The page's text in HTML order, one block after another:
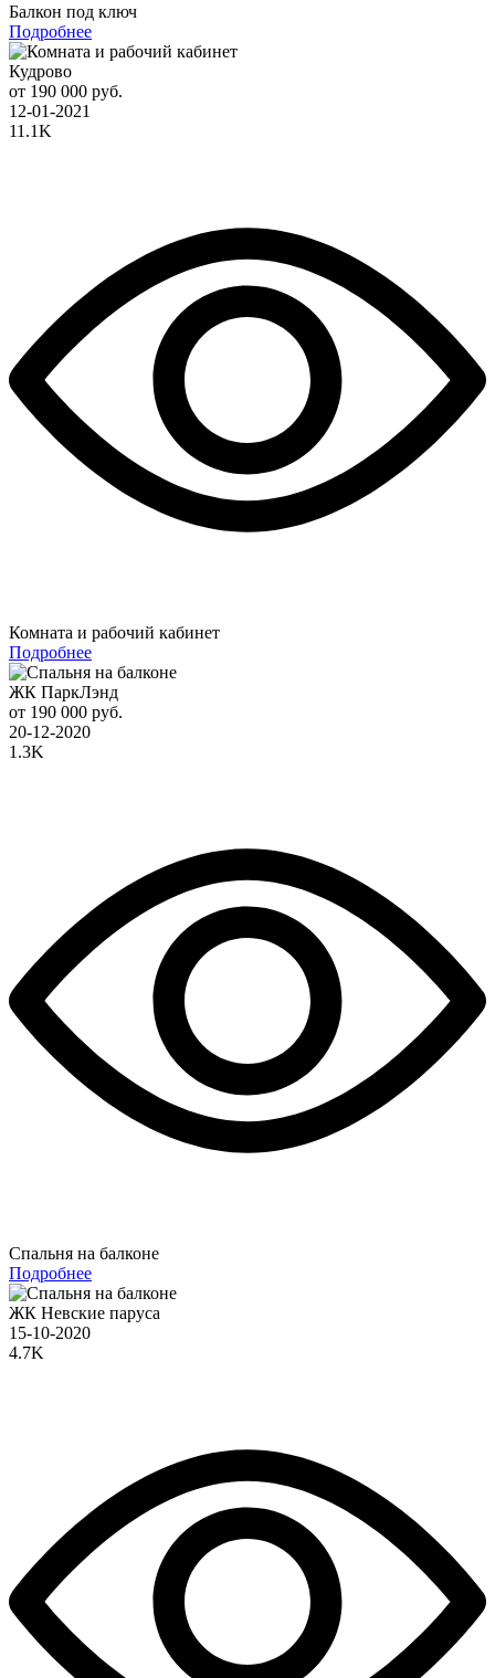
Балкон под ключ
Подробнее
Кудрово
от 190 000 руб.
12-01-2021
11.1K
Комната и рабочий кабинет
Подробнее
ЖК ПаркЛэнд
от 190 000 руб.
20-12-2020
1.3K
Спальня на балконе
Подробнее
ЖК Невские паруса
15-10-2020
4.7K